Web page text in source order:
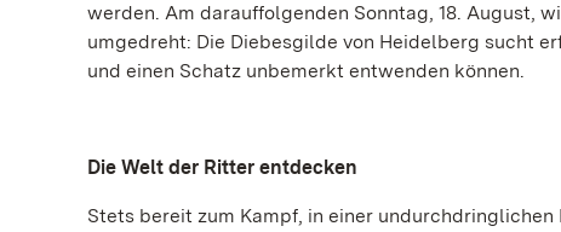
werden. Am darauffolgenden Sonntag, 18. August,
umgedreht: Die Diebesgilde von Heidelberg sucht
und einen Schatz unbemerkt entwenden können.
Die Welt der Ritter entdecken
Stets bereit zum Kampf, in einer